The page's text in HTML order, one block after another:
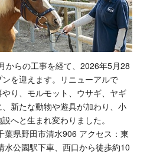
からの工事を経て、2026年5月28
を迎えます。リニューアルで
り、モルモット、ウサギ、ヤギ
新たな動物や遊具が加わり、小
へと生まれ変わりました。
葉県野田市清水906 アクセス：東
水公園駅下車、西口から徒歩約10